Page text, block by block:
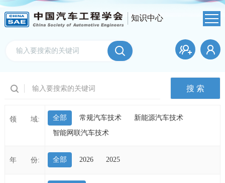
知识中心
领 域: 全部 常规汽车技术
新能源汽车技术
智能网联汽车技术
年 份: 全部 2026 2025